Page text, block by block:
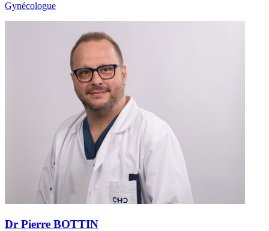
Gynécologue
Dr Pierre BOTTIN